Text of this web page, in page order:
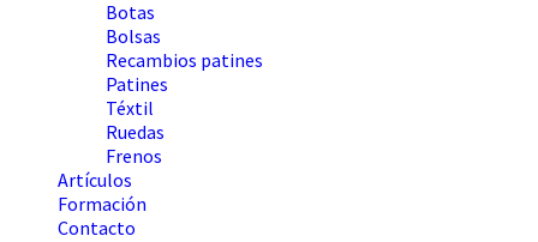
Botas
Bolsas
Recambios patines
Patines
Téxtil
Ruedas
Frenos
Artículos
Formación
Contacto